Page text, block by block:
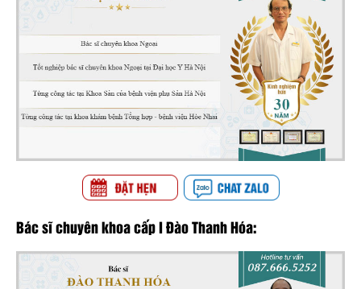
Bác sĩ chuyên khoa cấp I Đào Thanh Hóa: